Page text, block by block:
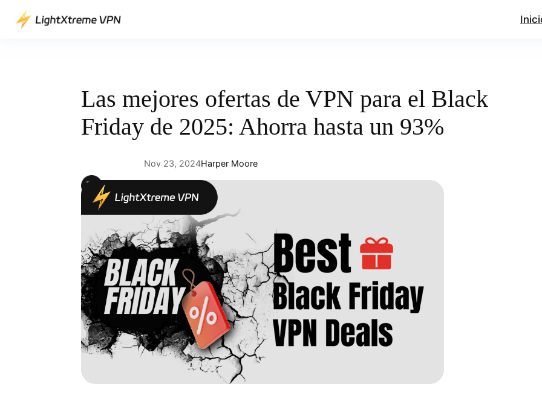
Saltar
Las mejores ofertas de VPN para el Black
Friday de 2025: Ahorra hasta un 93%
Nov 23, 2024Harper Moore